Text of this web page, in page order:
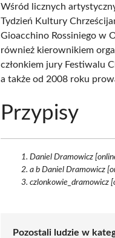
Wśród licznych
Tydzień Kultury
Gioacchino Rossiniego w
również kierownikiem
członkiem jury Festiwalu
a także od 2008 roku
Przypisy
Daniel Dramowicz
a b Daniel Dramowicz
czlonkowie_dramowicz
Pozostali ludzie w